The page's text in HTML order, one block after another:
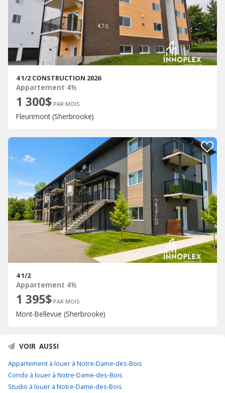
4 1/2 CONSTRUCTION 2026
Appartement 4½
1 300$ PAR MOIS
Fleurimont (Sherbrooke)
4 1/2
Appartement 4½
1 395$ PAR MOIS
Mont-Bellevue (Sherbrooke)
VOIR AUSSI
Appartement à louer à Notre-Dame-des-Bois
Condo à louer à Notre-Dame-des-Bois
Studio à louer à Notre-Dame-des-Bois